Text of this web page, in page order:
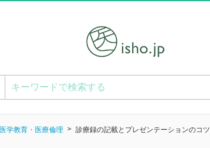
医学教育・医療倫理 診療録の記載とプレゼンテーションのコツ